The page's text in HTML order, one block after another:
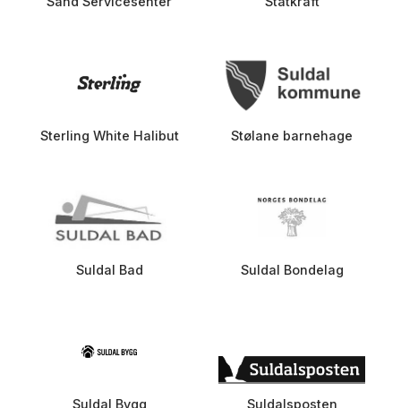
Sterling White Halibut Stølane barnehage
Suldal Bad Suldal Bondelag
Suldal Bygg Suldalsposten